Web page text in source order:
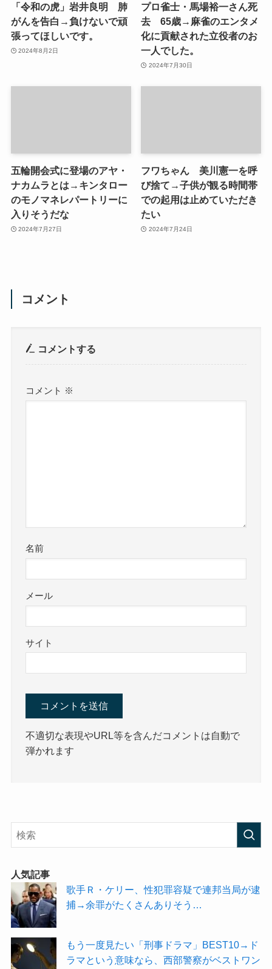
「令和の虎」岩井良明 肺
がんを告白→負けないで頑
張ってほしいです。
2024年8月2日
プロ雀士・馬場裕一さん死
去 65歳→麻雀のエンタメ
化に貢献された立役者のお
一人でした。
2024年7月30日
五輪開会式に登場のアヤ・
ナカムラとは→キンタロー
のモノマネレパートリーに
入りそうだな
2024年7月27日
フワちゃん 美川憲一を呼
び捨て→子供が観る時間帯
での起用は止めていただき
たい
2024年7月24日
コメント
コメントする
コメント ※
名前
メール
サイト
不適切な表現やURL等を含んだコメントは自動で
弾かれます
人気記事
歌手Ｒ・ケリー、性犯罪容疑で連邦当局が逮
捕→余罪がたくさんありそう…
もう一度見たい「刑事ドラマ」BEST10→ド
ラマという意味なら、西部警察がベストワン